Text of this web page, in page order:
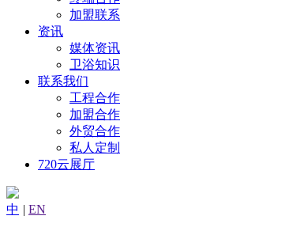
加盟联系
资讯
媒体资讯
卫浴知识
联系我们
工程合作
加盟合作
外贸合作
私人定制
720云展厅
中 | EN